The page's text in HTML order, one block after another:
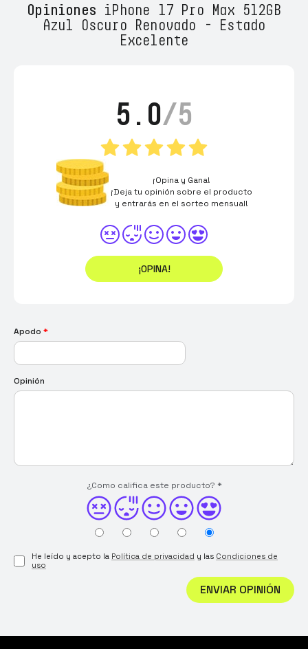
Opiniones iPhone 17 Pro Max 512GB
Azul Oscuro Renovado - Estado
Excelente
5.0/5
¡Opina y Gana!
¡Deja tu opinión sobre el producto
y entrarás en el sorteo mensual!
¡OPINA!
Apodo *
Opinión
¿Como califica este producto? *
He leído y acepto la Política de privacidad y las Condiciones de
uso
ENVIAR OPINIÓN